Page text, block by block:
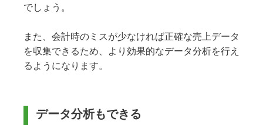
でしょう。
また、会計時のミスが少なければ正確な売上データ
を収集できるため、より効果的なデータ分析を行え
るようになります。
データ分析もできる